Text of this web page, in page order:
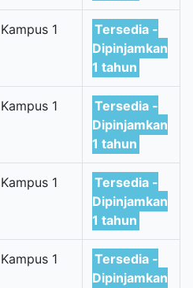
Kampus 1
Tersedia -
Dipinjamkan
1 tahun
Kampus 1
Tersedia -
Dipinjamkan
1 tahun
Kampus 1
Tersedia -
Dipinjamkan
1 tahun
Kampus 1
Tersedia -
Dipinjamkan